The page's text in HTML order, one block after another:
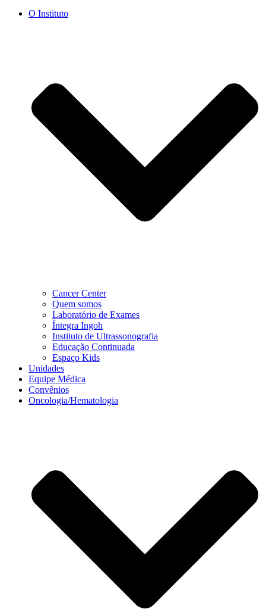
O Instituto
Cancer Center
Quem somos
Laboratório de Exames
Íntegra Ingoh
Instituto de Ultrassonografia
Educação Continuada
Espaço Kids
Unidades
Equipe Médica
Convênios
Oncologia/Hematologia